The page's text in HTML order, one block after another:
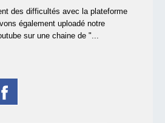
des difficultés avec la plateforme
également uploadé notre
sur une chaine de "...